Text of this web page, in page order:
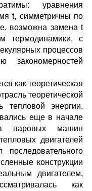
уравнения
t, симметричны по
возможна замена t
термодинамики, с
процессов
как теоретическая
теоретической
тепловой энергии.
еще в начале
паровых машин
двигателей
конструкции
двигателем,
как